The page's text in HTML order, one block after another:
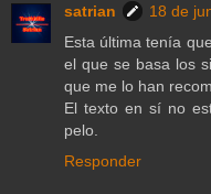
satrian
18 de
Esta última tenía
el que se basa los
que me lo han
El texto en sí no
pelo.
Responder